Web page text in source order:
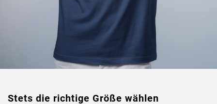
Stets die richtige Größe wählen